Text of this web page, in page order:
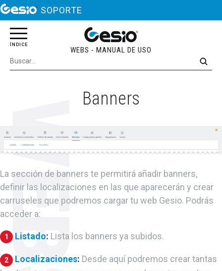
SOPORTE
Banners
La sección de banners te permitirá añadir banners,
definir las localizaciones en las que aparecerán y crear
carruseles que podremos cargar tu web Gesio. Podrás
acceder a:
1 Listado: Lista los banners ya subidos.
2 Localizaciones: Desde aquí podremos crear tantas